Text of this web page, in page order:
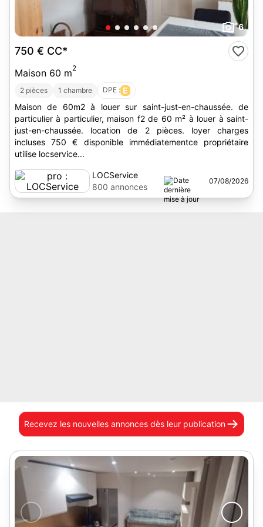
6
750 € CC*
Maison 60 m2
2 pièces 1 chambre DPE : E
Maison de 60m2 à louer sur saint-just-en-chaussée. de
particulier à particulier, maison f2 de 60 m² à louer à saint-
just-en-chaussée. location de 2 pièces. loyer charges
incluses 750 € disponible immédiatementce propriétaire
utilise locservice...
LOCService
800 annonces
07/08/2026
Recevez les nouvelles annonces dès leur publication